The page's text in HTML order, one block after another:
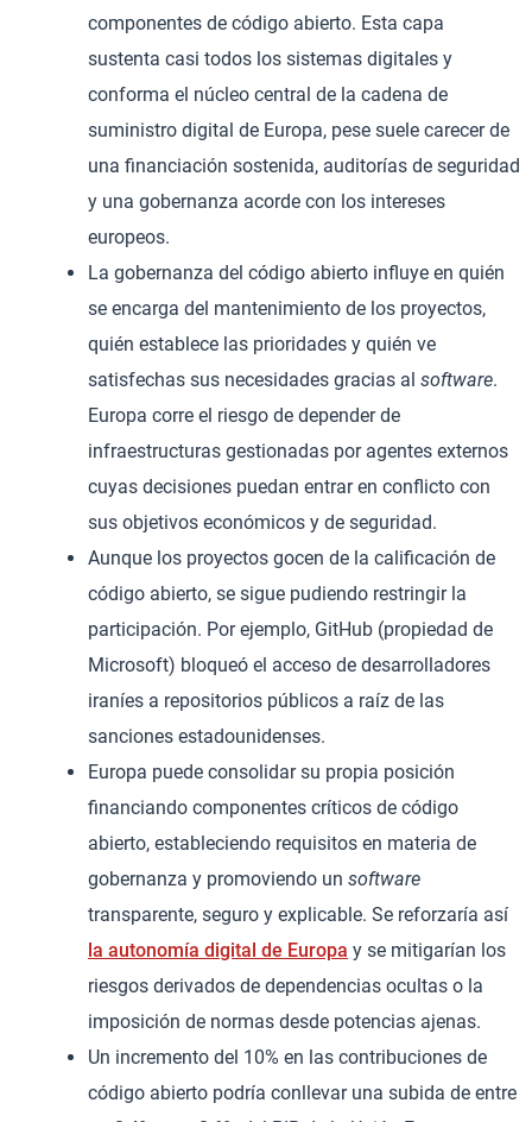
componentes de código abierto. Esta capa
sustenta casi todos los sistemas digitales y
conforma el núcleo central de la cadena de
suministro digital de Europa, pese suele carecer de
una financiación sostenida, auditorías de seguridad
y una gobernanza acorde con los intereses
europeos.
La gobernanza del código abierto influye en quién
se encarga del mantenimiento de los proyectos,
quién establece las prioridades y quién ve
satisfechas sus necesidades gracias al software.
Europa corre el riesgo de depender de
infraestructuras gestionadas por agentes externos
cuyas decisiones puedan entrar en conflicto con
sus objetivos económicos y de seguridad.
Aunque los proyectos gocen de la calificación de
código abierto, se sigue pudiendo restringir la
participación. Por ejemplo, GitHub (propiedad de
Microsoft) bloqueó el acceso de desarrolladores
iraníes a repositorios públicos a raíz de las
sanciones estadounidenses.
Europa puede consolidar su propia posición
financiando componentes críticos de código
abierto, estableciendo requisitos en materia de
gobernanza y promoviendo un software
transparente, seguro y explicable. Se reforzaría así
la autonomía digital de Europa y se mitigarían los
riesgos derivados de dependencias ocultas o la
imposición de normas desde potencias ajenas.
Un incremento del 10% en las contribuciones de
código abierto podría conllevar una subida de entre